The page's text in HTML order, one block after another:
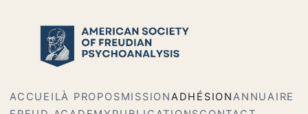
ACCUEILÀ PROPOSMISSIONADHÉSIONANNUAIRE